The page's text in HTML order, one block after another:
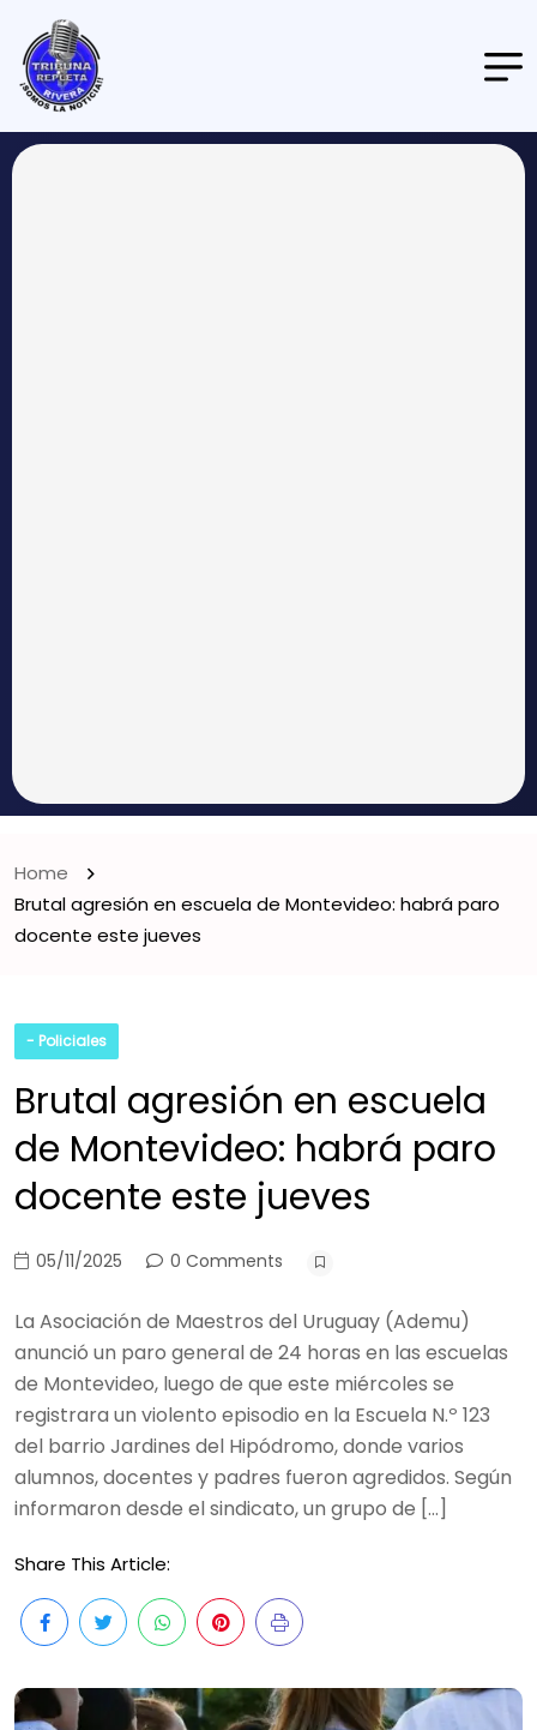
Home
Brutal agresión en escuela de Montevideo: habrá paro
docente este jueves
- Policiales
Brutal agresión en escuela
de Montevideo: habrá paro
docente este jueves
05/11/2025 0 Comments
La Asociación de Maestros del Uruguay (Ademu)
anunció un paro general de 24 horas en las escuelas
de Montevideo, luego de que este miércoles se
registrara un violento episodio en la Escuela N.º 123
del barrio Jardines del Hipódromo, donde varios
alumnos, docentes y padres fueron agredidos. Según
informaron desde el sindicato, un grupo de […]
Share This Article: